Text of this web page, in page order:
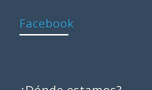
Facebook